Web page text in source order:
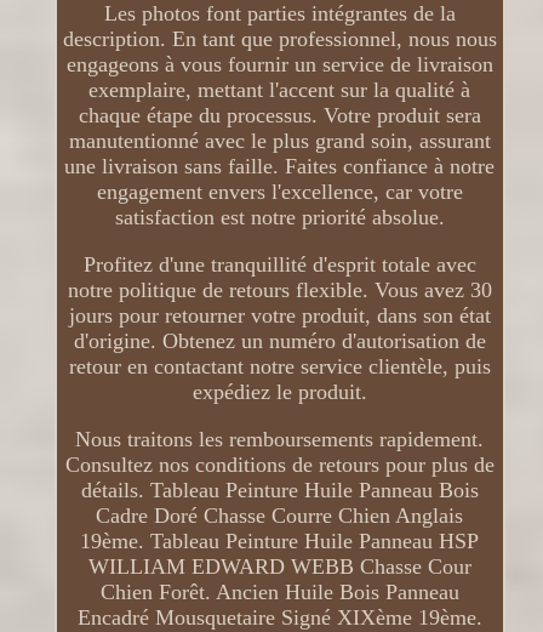
Les photos font parties intégrantes de la
description. En tant que professionnel, nous nous
engageons à vous fournir un service de livraison
exemplaire, mettant l'accent sur la qualité à
chaque étape du processus. Votre produit sera
manutentionné avec le plus grand soin, assurant
une livraison sans faille. Faites confiance à notre
engagement envers l'excellence, car votre
satisfaction est notre priorité absolue.
Profitez d'une tranquillité d'esprit totale avec
notre politique de retours flexible. Vous avez 30
jours pour retourner votre produit, dans son état
d'origine. Obtenez un numéro d'autorisation de
retour en contactant notre service clientèle, puis
expédiez le produit.
Nous traitons les remboursements rapidement.
Consultez nos conditions de retours pour plus de
détails. Tableau Peinture Huile Panneau Bois
Cadre Doré Chasse Courre Chien Anglais
19ème. Tableau Peinture Huile Panneau HSP
WILLIAM EDWARD WEBB Chasse Cour
Chien Forêt. Ancien Huile Bois Panneau
Encadré Mousquetaire Signé XIXème 19ème.